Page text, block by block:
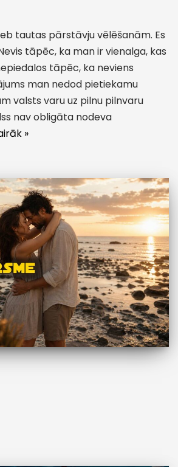
tautas pārstāvju vēlēšanām. Es
tāpēc, ka man ir vienalga, kas
tāpēc, ka neviens
man nedod pietiekamu
valsts varu uz pilnu pilnvaru
nav obligāta nodeva
»